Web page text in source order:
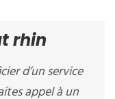
rhin
d’un service
appel à un